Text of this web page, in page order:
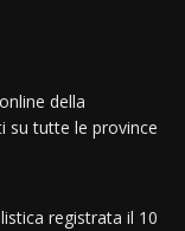
della
su tutte le province
registrata il 10